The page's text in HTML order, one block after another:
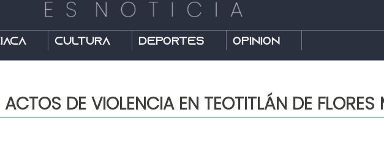
Cultura Deportes Opinión
DE VIOLENCIA EN TEOTITLÁN DE